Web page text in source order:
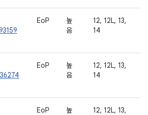
EoP
높
음
12, 12L, 13,
14
EoP
높
음
12, 12L, 13,
14
EoP
높
12, 12L, 13,